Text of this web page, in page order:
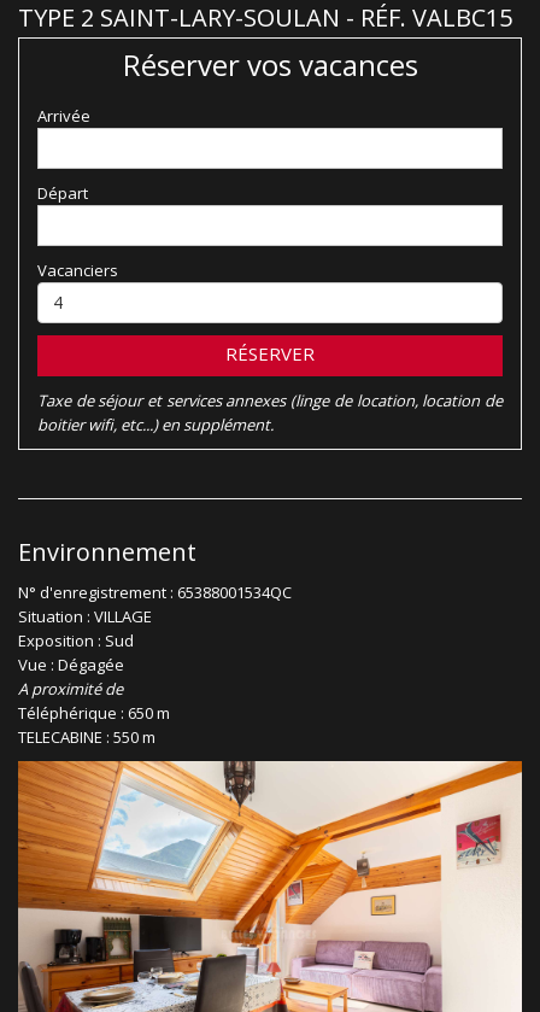
TYPE 2 SAINT-LARY-SOULAN - RÉF. VALBC15
Réserver vos vacances
Arrivée
Départ
Vacanciers
RÉSERVER
Taxe de séjour et services annexes (linge de location, location de
boitier wifi, etc...) en supplément.
Environnement
N° d'enregistrement : 65388001534QC
Situation : VILLAGE
Exposition : Sud
Vue : Dégagée
A proximité de
Téléphérique : 650 m
TELECABINE : 550 m